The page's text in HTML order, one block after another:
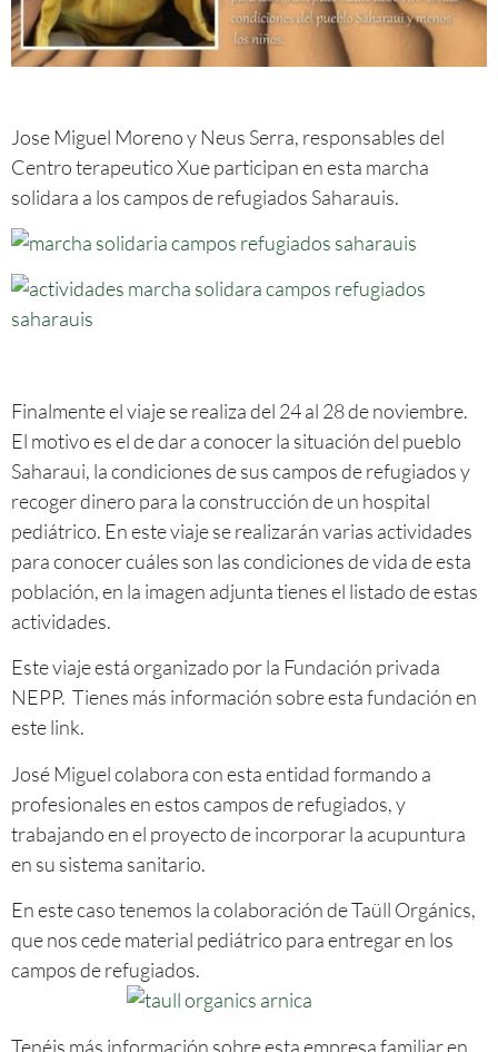
Jose Miguel Moreno y Neus Serra, responsables del
Centro terapeutico Xue participan en esta marcha
solidara a los campos de refugiados Saharauis.
Finalmente el viaje se realiza del 24 al 28 de noviembre.
El motivo es el de dar a conocer la situación del pueblo
Saharaui, la condiciones de sus campos de refugiados y
recoger dinero para la construcción de un hospital
pediátrico. En este viaje se realizarán varias actividades
para conocer cuáles son las condiciones de vida de esta
población, en la imagen adjunta tienes el listado de estas
actividades.
Este viaje está organizado por la Fundación privada
NEPP. Tienes más información sobre esta fundación en
este link.
José Miguel colabora con esta entidad formando a
profesionales en estos campos de refugiados, y
trabajando en el proyecto de incorporar la acupuntura
en su sistema sanitario.
En este caso tenemos la colaboración de Taüll Orgánics,
que nos cede material pediátrico para entregar en los
campos de refugiados.
Tenéis más información sobre esta empresa familiar en